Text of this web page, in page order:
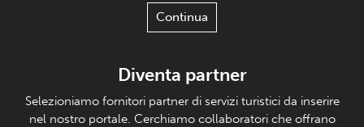
Continua
Diventa partner
Selezioniamo fornitori partner di servizi turistici da inserire
nel nostro portale. Cerchiamo collaboratori che offrano